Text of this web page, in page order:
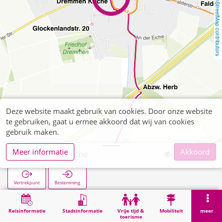
OpenStreetMap contributors
Reisinformatie Stadsinformatie
Vrije tijd &
toerisme
Mobiliteit meer
Dremmen Kirche
Vertrekpunt Bestemming
Zoekopracht Dremmen Kirche
Deze website maakt gebruik van cookies. Door onze website
te gebruiken, gaat u ermee akkoord dat wij van cookies
gebruik maken.
Meer informatie
Akkoord